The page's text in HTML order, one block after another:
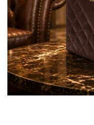
0 Lei - 100 Lei
100 Lei - 200 Lei
200 Lei - 300 Lei
300 Lei - 500 Lei
500 Lei - 1000 Lei
1000 Lei +